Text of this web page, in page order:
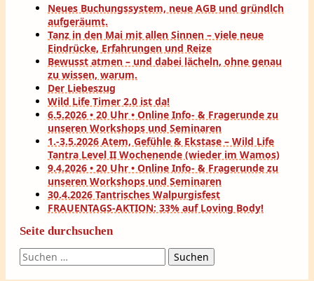
Neues Buchungssystem, neue AGB und gründlch
aufgeräumt.
Tanz in den Mai mit allen Sinnen – viele neue
Eindrücke, Erfahrungen und Reize
Bewusst atmen – und dabei lächeln, ohne genau
zu wissen, warum.
Der Liebeszug
Wild Life Timer 2.0 ist da!
6.5.2026 • 20 Uhr • Online Info- & Fragerunde zu
unseren Workshops und Seminaren
1.-3.5.2026 Atem, Gefühle & Ekstase – Wild Life
Tantra Level II Wochenende (wieder im Wamos)
9.4.2026 • 20 Uhr • Online Info- & Fragerunde zu
unseren Workshops und Seminaren
30.4.2026 Tantrisches Walpurgisfest
FRAUENTAGS-AKTION: 33% auf Loving Body!
Seite durchsuchen
Suchen
nach: